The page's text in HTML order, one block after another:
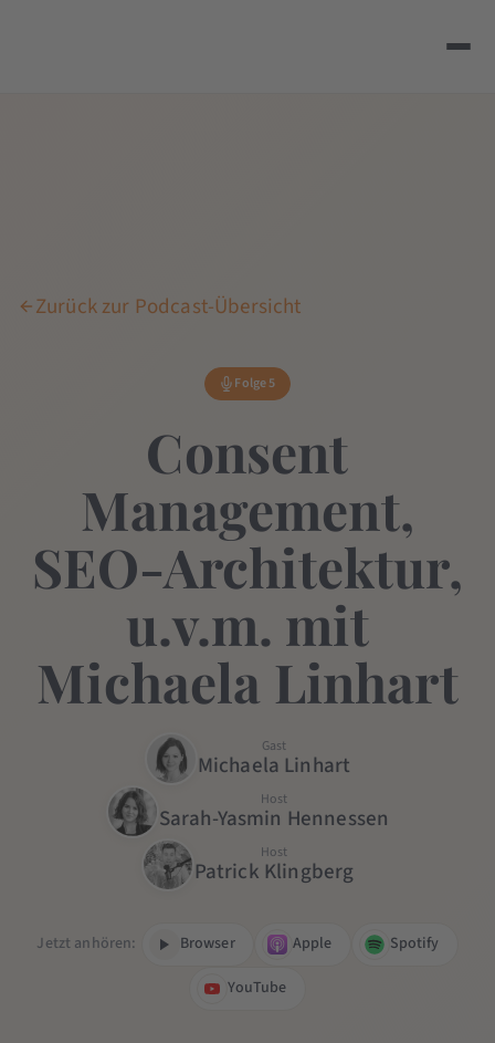
Zurück zur Podcast-Übersicht
Folge 5
Consent
Management,
SEO-Architektur,
u.v.m. mit
Michaela Linhart
Gast
Michaela Linhart
Host
Sarah-Yasmin Hennessen
Host
Patrick Klingberg
Jetzt anhören: Browser Apple
Spotify
YouTube